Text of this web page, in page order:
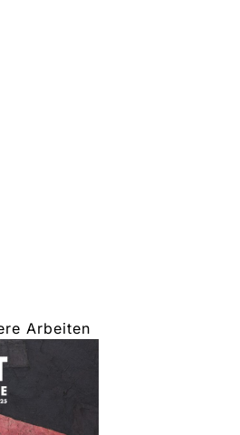
Arbeiten